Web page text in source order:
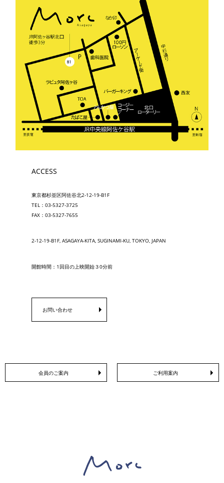
ACCESS
東京都杉並区阿佐谷北2-12-19-B1F
TEL：03-5327-3725
FAX：03-5327-7655
2-12-19-B1F, ASAGAYA-KITA, SUGINAMI-KU, TOKYO, JAPAN
開館時間：1回目の上映開始３0分前
お問い合わせ
会員のご案内 ご利用案内